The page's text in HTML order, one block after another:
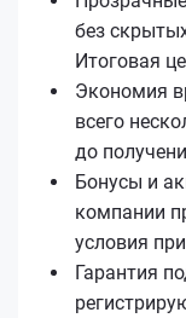
без
Итоговая
Экономия
всего
до
Бонусы и
компании
условия
Гарантия